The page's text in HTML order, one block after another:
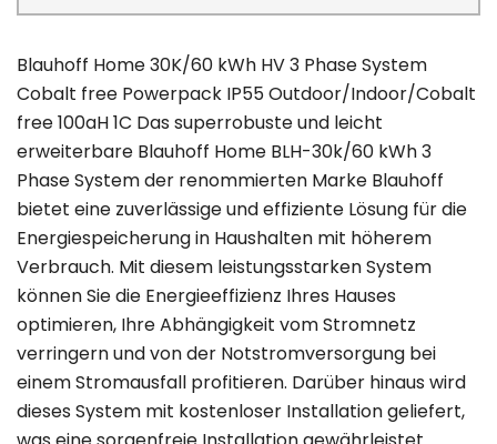
Blauhoff Home 30K/60 kWh HV 3 Phase System
Cobalt free Powerpack IP55 Outdoor/Indoor/Cobalt
free 100aH 1C Das superrobuste und leicht
erweiterbare Blauhoff Home BLH-30k/60 kWh 3
Phase System der renommierten Marke Blauhoff
bietet eine zuverlässige und effiziente Lösung für die
Energiespeicherung in Haushalten mit höherem
Verbrauch. Mit diesem leistungsstarken System
können Sie die Energieeffizienz Ihres Hauses
optimieren, Ihre Abhängigkeit vom Stromnetz
verringern und von der Notstromversorgung bei
einem Stromausfall profitieren. Darüber hinaus wird
dieses System mit kostenloser Installation geliefert,